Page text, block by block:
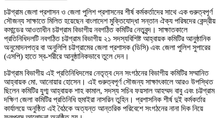
চট্টগ্রাম জেলা প্রশাসন ও জেলা পুলিশ প্রশাসনের শীর্ষ কর্মকর্তাদের সাথে এক গুরুত্বপূর্ণ
সৌজন্য সাক্ষাতে মিলিত হয়েছেন বাংলাদেশ মুক্তিযোদ্ধা সন্তান ঐক্য পরিষদের কেন্দ্রীয়
কমান্ডের আওতাধীন চট্টগ্রাম বিভাগীয় নবগঠিত কমিটির নেতৃবৃন্দ। সাক্ষাতকালে
প্রতিনিধিদলটি নবগঠিত চট্টগ্রাম বিভাগীয় ২১ সদস্যবিশিষ্ট আহ্বায়ক কমিটির আনুষ্ঠানিক
অনুমোদনপত্র বা অনুলিপি চট্টগ্রামের জেলা প্রশাসক (ডিসি) এবং জেলা পুলিশ সুপারের
(এসপি) হাতে স্ব-শরীরে আনুষ্ঠানিকভাবে তুলে দেন।
চট্টগ্রাম বিভাগীয় এই প্রতিনিধিদলের নেতৃত্ব দেন সংগঠনের বিভাগীয় কমিটির সম্মানিত
আহ্বায়ক মো. আনোয়ার হোসেন। এই গুরুত্বপূর্ণ সৌজন্য সাক্ষাৎকালে আরও উপস্থিত
ছিলেন কমিটির যুগ্ম আহ্বায়ক শাহ কামাল, সদস্য সচিব ফয়সাল আহম্মদ বাবু এবং চট্টগ্রাম
দক্ষিণ জেলা কমিটির প্রতিনিধি হুমাইরা নাসরিন তুহিন। প্রশাসনিক শীর্ষ দুই কর্মকর্তার
কার্যালয়ে অনুষ্ঠিত এই বৈঠকে অত্যন্ত আন্তরিক পরিবেশে সংগঠনের নানা দিক নিয়ে